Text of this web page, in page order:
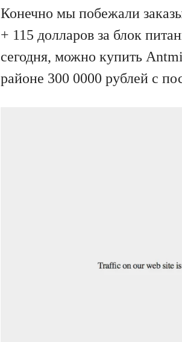
Конечно мы побежали
+ 115 долларов за блок
сегодня, можно купить
районе 300 0000 рублей с